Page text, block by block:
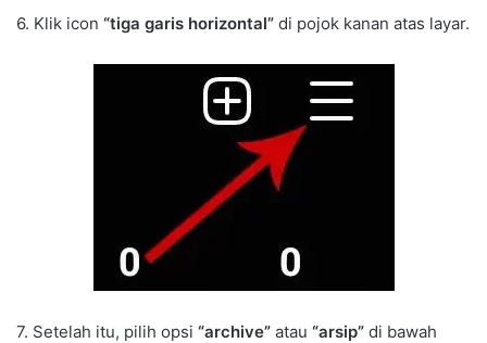
6. Klik icon “tiga garis horizontal” di pojok kanan atas layar.
7. Setelah itu, pilih opsi “archive” atau “arsip” di bawah